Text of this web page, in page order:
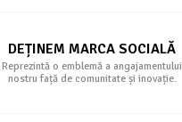
DEȚINEM MARCA SOCIALĂ
Reprezintă o emblemă a angajamentului
nostru față de comunitate și inovație.